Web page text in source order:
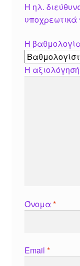
Η ηλ.
υποχρεωτικά
Η
Η
Όνομα *
Email *